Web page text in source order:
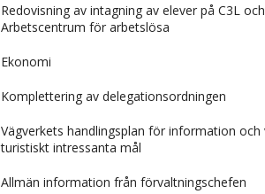
Redovisning av intagning av elever på C3L
Arbetscentrum för arbetslösa
Ekonomi
Komplettering av delegationsordningen
Vägverkets handlingsplan för information och
turistiskt intressanta mål
Allmän information från förvaltningschefen